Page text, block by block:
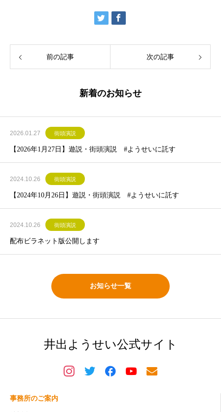
前の記事 次の記事
新着のお知らせ
2026.01.27 街頭演説
【2026年1月27日】遊説・街頭演説 #ようせいに託す
2024.10.26 街頭演説
【2024年10月26日】遊説・街頭演説 #ようせいに託す
2024.10.26 街頭演説
配布ビラネット版公開します
お知らせ一覧
井出ようせい公式サイト
事務所のご案内